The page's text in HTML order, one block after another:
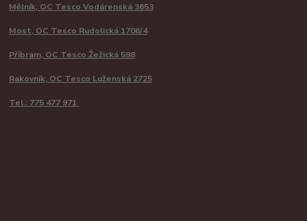
Mělník, OC Tesco Vodárenská 3653
Most, OC Tesco Rudolická 1706/4
Příbram, OC Tesco Žežická 598
Rakovník, OC Tesco Luženská 2725
Tel.: 775 477 971